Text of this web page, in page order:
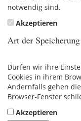
notwendig sind.
Akzeptieren
Art der Speicherung
Dürfen wir ihre
Cookies in ihrem
Andernfalls gehen
Browser-Fenster
Akzeptieren